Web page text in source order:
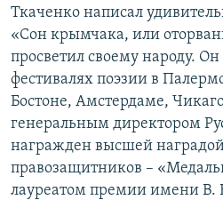
Ткаченко написал
«Сон крымчака, или
просветил своему народу. Он
фестивалях поэзии в
Бостоне, Амстердаме,
генеральным директором
награжден высшей
правозащитников –
лауреатом премии имени В.